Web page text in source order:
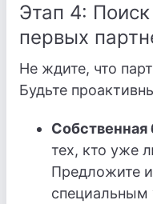
Этап 4:
первых
Не ждите, что
Будьте
Собственная
тех, кто уже
Предложите
специальным